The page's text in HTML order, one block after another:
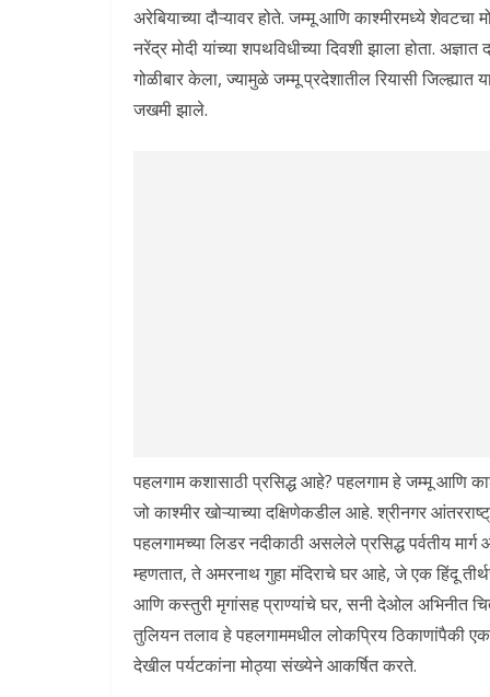
अरेबियाच्या दौऱ्यावर होते. जम्मू आणि काश्मीरमध्ये
नरेंद्र मोदी यांच्या शपथविधीच्या दिवशी झाला होता.
गोळीबार केला, ज्यामुळे जम्मू प्रदेशातील रियासी
जखमी झाले.
पहलगाम कशासाठी प्रसिद्ध आहे? पहलगाम हे जम्मू आणि
जो काश्मीर खोऱ्याच्या दक्षिणेकडील आहे. श्रीनगर
पहलगामच्या लिडर नदीकाठी असलेले प्रसिद्ध पर्वतीय
म्हणतात, ते अमरनाथ गुहा मंदिराचे घर आहे, जे एक हिंदू
आणि कस्तुरी मृगांसह प्राण्यांचे घर, सनी देओल अभिनीत
तुलियन तलाव हे पहलगाममधील लोकप्रिय ठिकाणांपैकी
देखील पर्यटकांना मोठ्या संख्येने आकर्षित करते.